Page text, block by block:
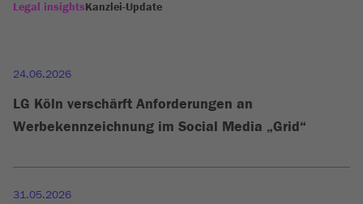
Legal insightsKanzlei-Update
24.06.2026
LG Köln verschärft Anforderungen an
Werbekennzeichnung im Social Media „Grid“
31.05.2026